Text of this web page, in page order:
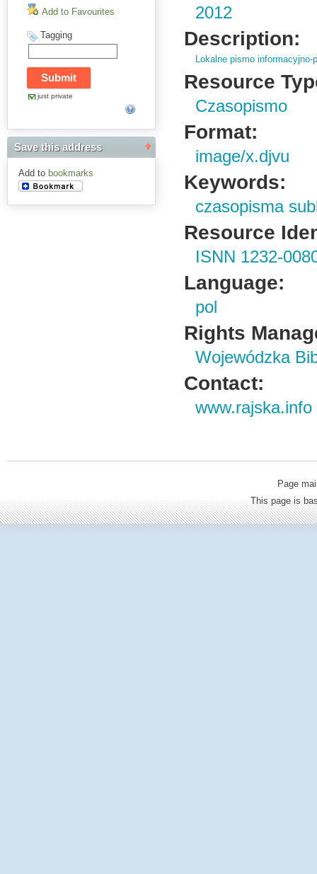
Add to Favourites
Tagging
just private
Save this address
Add to bookmarks
2012
Description:
Lokalne pismo
Resource
Czasopismo
Format:
image/x.djvu
Keywords:
czasopisma
Resource
ISNN 1232-
Language:
pol
Rights
Wojewódzka
Contact:
www.rajska.info
Page
This page is